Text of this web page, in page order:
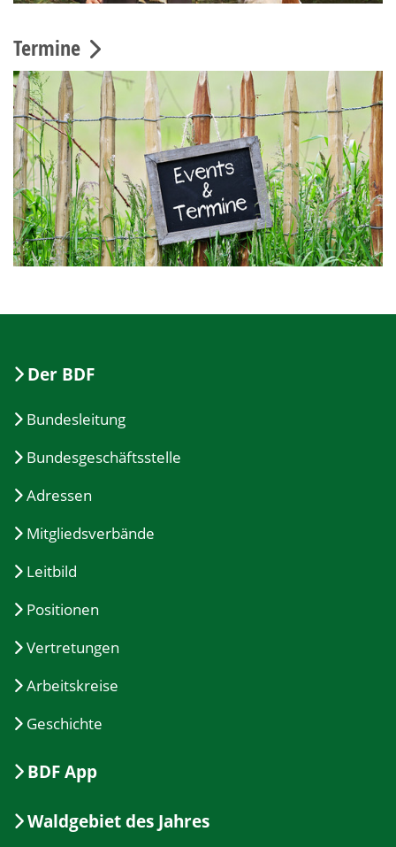
Termine
Der BDF
Bundesleitung
Bundesgeschäftsstelle
Adressen
Mitgliedsverbände
Leitbild
Positionen
Vertretungen
Arbeitskreise
Geschichte
BDF App
Waldgebiet des Jahres